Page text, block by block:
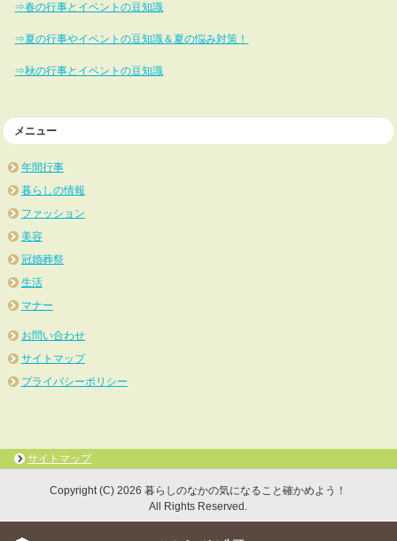
⇒春の行事とイベントの豆知識
⇒夏の行事やイベントの豆知識＆夏の悩み対策！
⇒秋の行事とイベントの豆知識
メニュー
年間行事
暮らしの情報
ファッション
美容
冠婚葬祭
生活
マナー
お問い合わせ
サイトマップ
プライバシーポリシー
サイトマップ
Copyright (C) 2026 暮らしのなかの気になること確かめよう！
All Rights Reserved.